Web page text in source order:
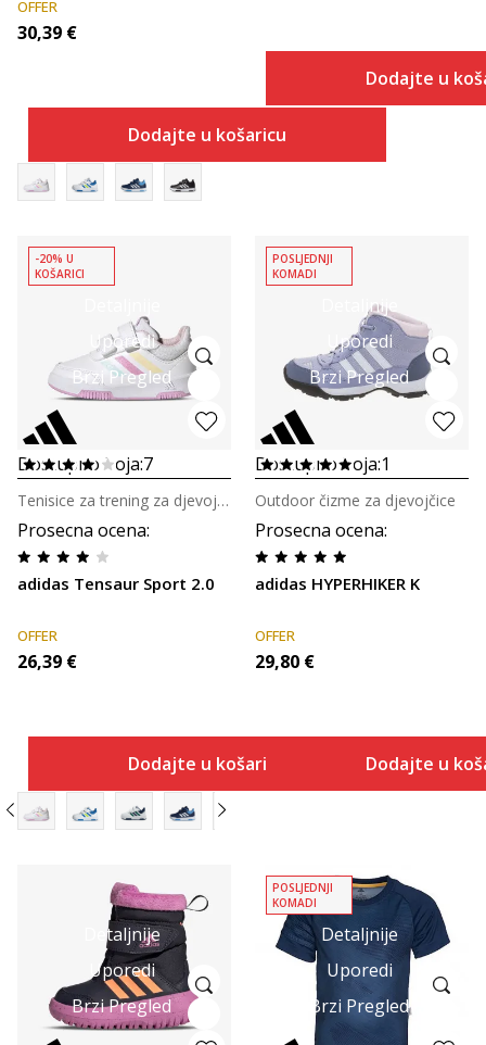
OFFER
30,39 €
Dodajte u košaricu
Dodajte u
Uporedi
Brzi Pregled
-20% U
KOŠARICI
Dostupno boja:7
Prosecna ocena:
adidas Tensaur Sport 2.0
Tenisice za trening za djevojčice
OFFER
26,39 €
Dodajte u košaricu
Detaljnije
Uporedi
Brzi Pregled
POSLJEDNJI
KOMADI
Dostupno boja:1
Prosecna ocena:
adidas HYPERHIKER K
Outdoor čizme za djevojčice
OFFER
29,80 €
Dodajte u
Detaljnije
Uporedi
Brzi Pregled
Detaljnije
Uporedi
Brzi Pregled
POSLJEDNJI
KOMADI